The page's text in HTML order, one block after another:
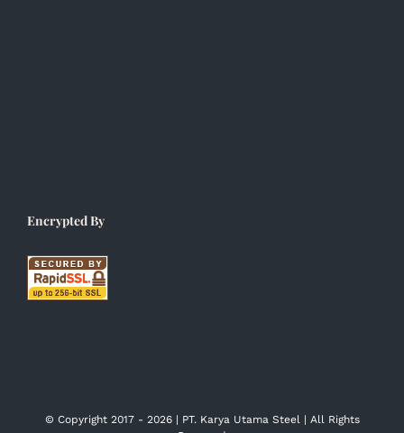
Encrypted By
© Copyright 2017 - 2026 | PT. Karya Utama Steel | All Rights